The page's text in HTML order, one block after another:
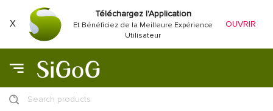
X
Téléchargez l'Application
Et Bénéficiez de la Meilleure Expérience
Utilisateur
OUVRIR
Search products